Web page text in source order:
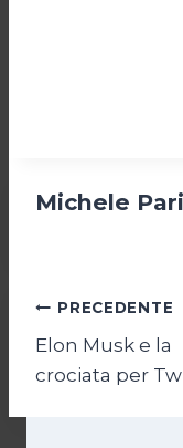
Michele
articoli
PRECEDENTE
Elon Musk e la
crociata per